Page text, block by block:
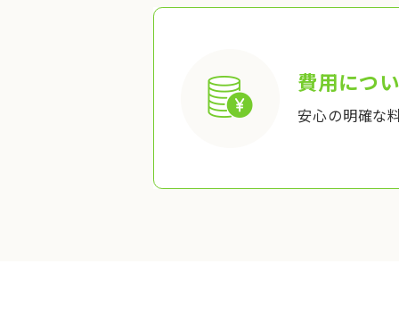
費用につ
安心の明確な